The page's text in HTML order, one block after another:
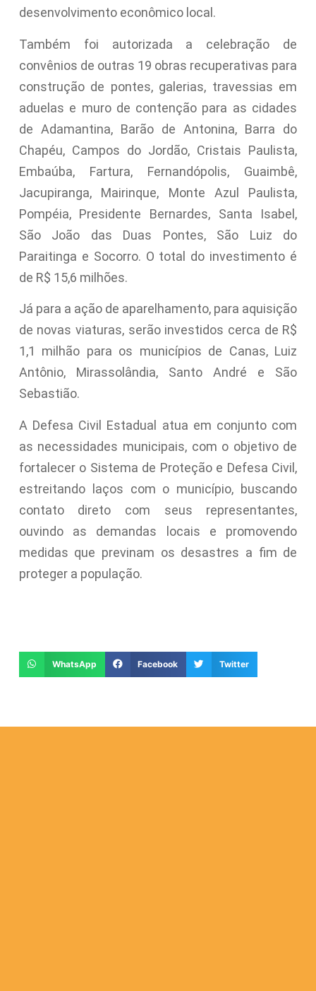
desenvolvimento econômico local.
Também foi autorizada a celebração de
convênios de outras 19 obras recuperativas para
construção de pontes, galerias, travessias em
aduelas e muro de contenção para as cidades
de Adamantina, Barão de Antonina, Barra do
Chapéu, Campos do Jordão, Cristais Paulista,
Embaúba, Fartura, Fernandópolis, Guaimbê,
Jacupiranga, Mairinque, Monte Azul Paulista,
Pompéia, Presidente Bernardes, Santa Isabel,
São João das Duas Pontes, São Luiz do
Paraitinga e Socorro. O total do investimento é
de R$ 15,6 milhões.
Já para a ação de aparelhamento, para aquisição
de novas viaturas, serão investidos cerca de R$
1,1 milhão para os municípios de Canas, Luiz
Antônio, Mirassolândia, Santo André e São
Sebastião.
A Defesa Civil Estadual atua em conjunto com
as necessidades municipais, com o objetivo de
fortalecer o Sistema de Proteção e Defesa Civil,
estreitando laços com o município, buscando
contato direto com seus representantes,
ouvindo as demandas locais e promovendo
medidas que previnam os desastres a fim de
proteger a população.
WhatsApp Facebook Twitter